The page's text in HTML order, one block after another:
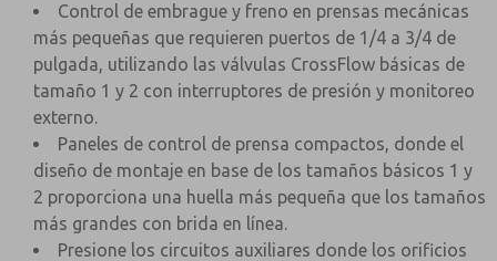
Control de embrague y freno en prensas mecánicas
más pequeñas que requieren puertos de 1/4 a 3/4 de
pulgada, utilizando las válvulas CrossFlow básicas de
tamaño 1 y 2 con interruptores de presión y monitoreo
externo.
Paneles de control de prensa compactos, donde el
diseño de montaje en base de los tamaños básicos 1 y
2 proporciona una huella más pequeña que los tamaños
más grandes con brida en línea.
Presione los circuitos auxiliares donde los orificios